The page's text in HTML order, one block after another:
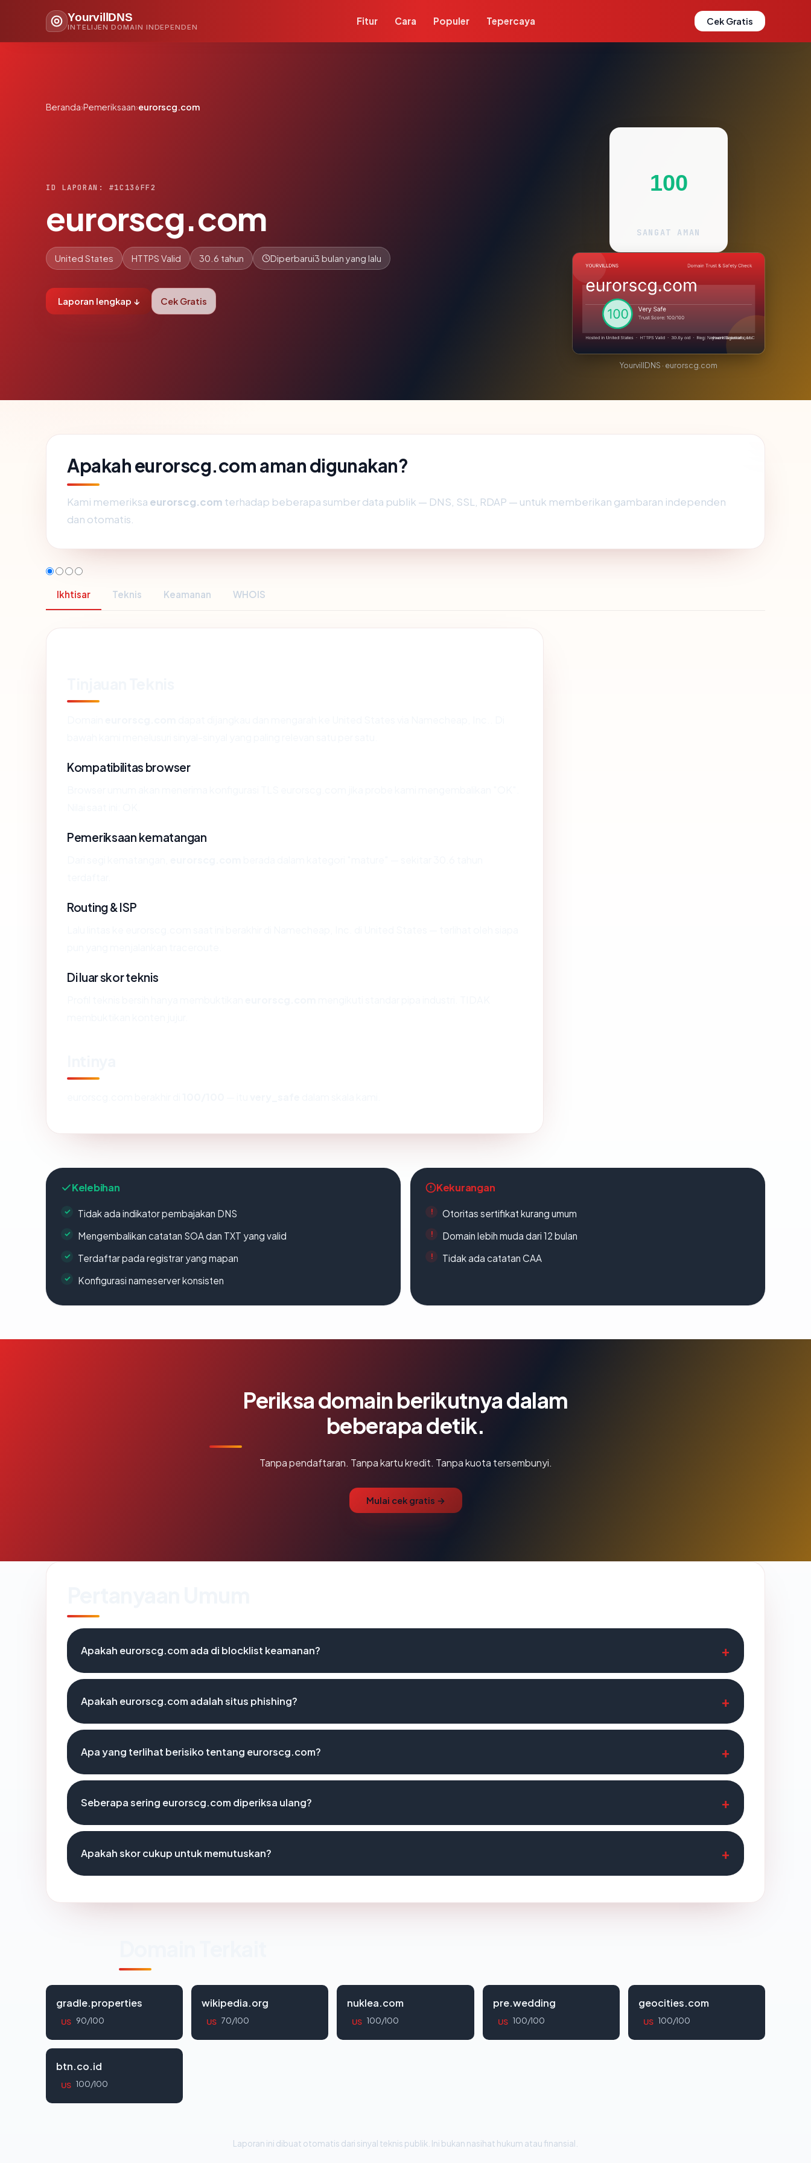
YourvillDNS
INTELIJEN DOMAIN INDEPENDEN
Fitur Cara Populer Tepercaya Cek Gratis
Beranda›Pemeriksaan›eurorscg.com
ID LAPORAN: #1C136FF2
eurorscg.com
United States HTTPS Valid 30.6 tahun Diperbarui3 bulan yang lalu
Laporan lengkap ↓ Cek Gratis
100
SANGAT AMAN
YourvillDNS · eurorscg.com
Apakah eurorscg.com aman digunakan?
Kami memeriksa eurorscg.com terhadap beberapa sumber data publik — DNS, SSL, RDAP — untuk memberikan gambaran independen
dan otomatis.
Ikhtisar Teknis Keamanan WHOIS
Kompatibilitas browser
Pemeriksaan kematangan
Routing & ISP
Di luar skor teknis
Kelebihan
Tidak ada indikator pembajakan DNS
Mengembalikan catatan SOA dan TXT yang valid
Terdaftar pada registrar yang mapan
Konfigurasi nameserver konsisten
Kekurangan
Otoritas sertifikat kurang umum
Domain lebih muda dari 12 bulan
Tidak ada catatan CAA
Periksa domain berikutnya dalam
beberapa detik.
Tanpa pendaftaran. Tanpa kartu kredit. Tanpa kuota tersembunyi.
Mulai cek gratis →
Apakah eurorscg.com ada di blocklist keamanan?
Apakah eurorscg.com adalah situs phishing?
Apa yang terlihat berisiko tentang eurorscg.com?
Seberapa sering eurorscg.com diperiksa ulang?
Apakah skor cukup untuk memutuskan?
gradle.properties
US 90/100
wikipedia.org
US 70/100
nuklea.com
US 100/100
pre.wedding
US 100/100
geocities.com
US 100/100
btn.co.id
US 100/100
Laporan ini dibuat otomatis dari sinyal teknis publik. Ini bukan nasihat hukum atau finansial.